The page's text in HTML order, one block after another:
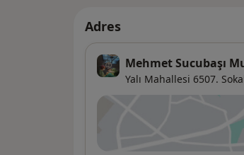
Adres
Mehmet Sucubaşı
Yalı Mahallesi 6507.